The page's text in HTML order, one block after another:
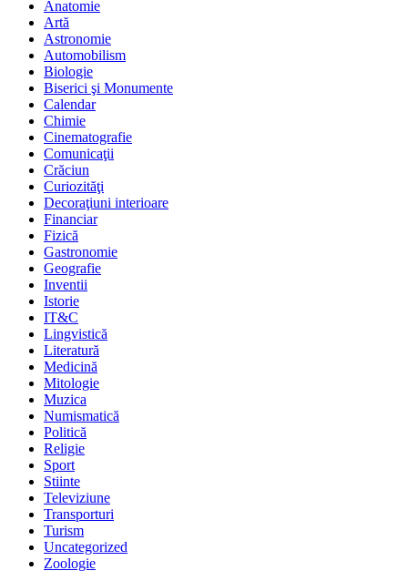
Anatomie
Artă
Astronomie
Automobilism
Biologie
Biserici şi Monumente
Calendar
Chimie
Cinematografie
Comunicaţii
Crăciun
Curiozităţi
Decoraţiuni interioare
Financiar
Fizică
Gastronomie
Geografie
Inventii
Istorie
IT&C
Lingvistică
Literatură
Medicină
Mitologie
Muzica
Numismatică
Politică
Religie
Sport
Stiinte
Televiziune
Transporturi
Turism
Uncategorized
Zoologie